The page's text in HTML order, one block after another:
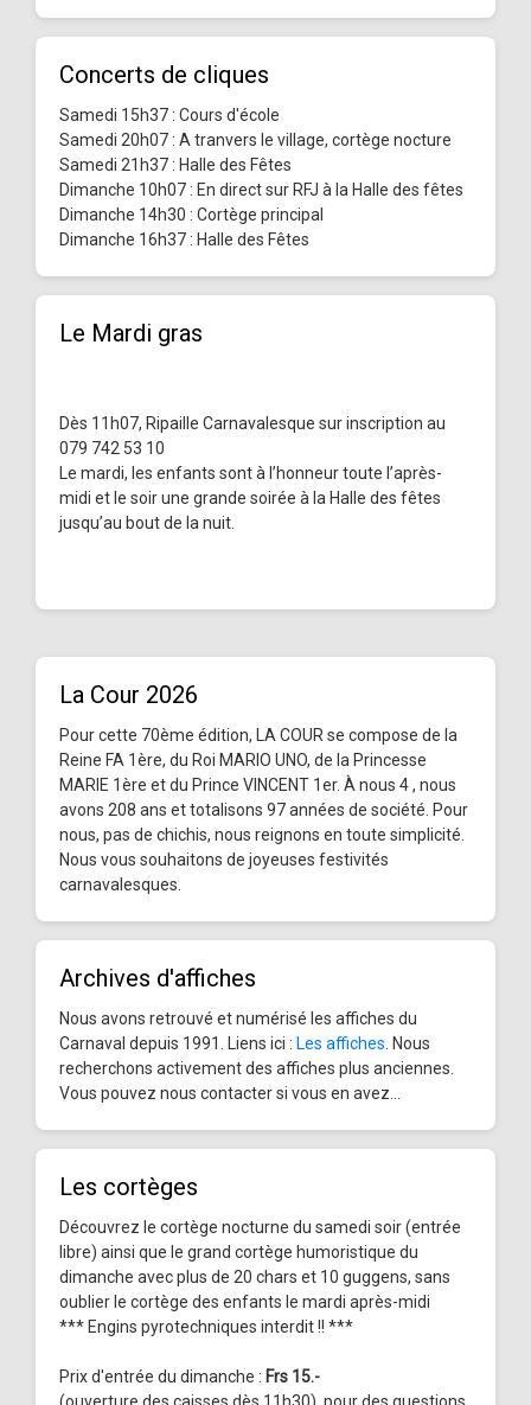
Concerts de cliques
Samedi 15h37 : Cours d'école
Samedi 20h07 : A tranvers le village, cortège nocture
Samedi 21h37 : Halle des Fêtes
Dimanche 10h07 : En direct sur RFJ à la Halle des fêtes
Dimanche 14h30 : Cortège principal
Dimanche 16h37 : Halle des Fêtes
Le Mardi gras
Dès 11h07, Ripaille Carnavalesque sur inscription au
079 742 53 10
Le mardi, les enfants sont à l’honneur toute l’après-
midi et le soir une grande soirée à la Halle des fêtes
jusqu’au bout de la nuit.
La Cour 2026
Pour cette 70ème édition, LA COUR se compose de la
Reine FA 1ère, du Roi MARIO UNO, de la Princesse
MARIE 1ère et du Prince VINCENT 1er. À nous 4 , nous
avons 208 ans et totalisons 97 années de société. Pour
nous, pas de chichis, nous reignons en toute simplicité.
Nous vous souhaitons de joyeuses festivités
carnavalesques.
Archives d'affiches
Nous avons retrouvé et numérisé les affiches du
Carnaval depuis 1991. Liens ici : Les affiches . Nous
recherchons activement des affiches plus anciennes.
Vous pouvez nous contacter si vous en avez...
Les cortèges
Découvrez le cortège nocturne du samedi soir (entrée
libre) ainsi que le grand cortège humoristique du
dimanche avec plus de 20 chars et 10 guggens, sans
oublier le cortège des enfants le mardi après-midi
*** Engins pyrotechniques interdit !! ***
Prix d'entrée du dimanche : Frs 15.-